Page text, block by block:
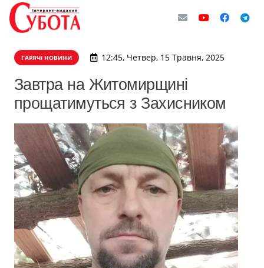
ГАРЯЧІ НОВИНИ 12:45, Четвер, 15 Травня, 2025
Завтра на Житомирщині
прощатимуться з Захисником